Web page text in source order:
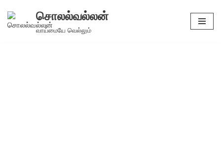
Skip
சொலல்வல்லன்
வாய்மையே வெல்லும்